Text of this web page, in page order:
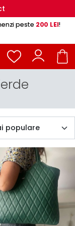
peste 200 LEI!